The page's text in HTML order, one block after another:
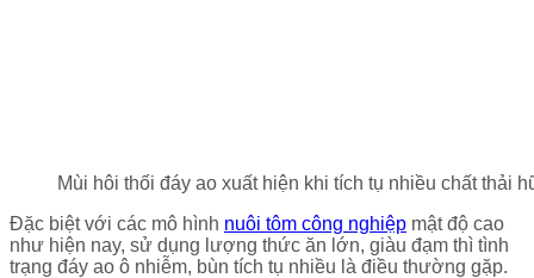
Mùi hôi thối đáy ao xuất hiện khi tích tụ nhiều chất thải
Đặc biệt với các mô hình nuôi tôm công nghiệp mật độ cao
như hiện nay, sử dụng lượng thức ăn lớn, giàu đạm thì tình
trạng đáy ao ô nhiễm, bùn tích tụ nhiều là điều thường gặp.